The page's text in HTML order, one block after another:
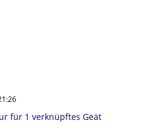
für 1 verknüpftes Geät